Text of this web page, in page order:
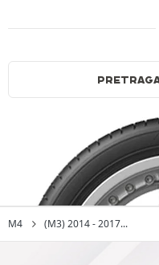
M4 (M3) 2014 - 2017...